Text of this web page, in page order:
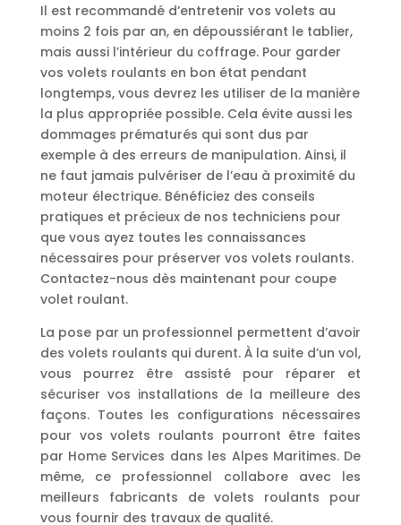
Il est recommandé d’entretenir vos volets au
moins 2 fois par an, en dépoussiérant le tablier,
mais aussi l’intérieur du coffrage. Pour garder
vos volets roulants en bon état pendant
longtemps, vous devrez les utiliser de la manière
la plus appropriée possible. Cela évite aussi les
dommages prématurés qui sont dus par
exemple à des erreurs de manipulation. Ainsi, il
ne faut jamais pulvériser de l’eau à proximité du
moteur électrique. Bénéficiez des conseils
pratiques et précieux de nos techniciens pour
que vous ayez toutes les connaissances
nécessaires pour préserver vos volets roulants.
Contactez-nous dès maintenant pour coupe
volet roulant.
La pose par un professionnel permettent d’avoir
des volets roulants qui durent. À la suite d’un vol,
vous pourrez être assisté pour réparer et
sécuriser vos installations de la meilleure des
façons. Toutes les configurations nécessaires
pour vos volets roulants pourront être faites
par Home Services dans les Alpes Maritimes. De
même, ce professionnel collabore avec les
meilleurs fabricants de volets roulants pour
vous fournir des travaux de qualité.